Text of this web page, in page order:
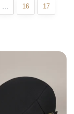
… 16 17